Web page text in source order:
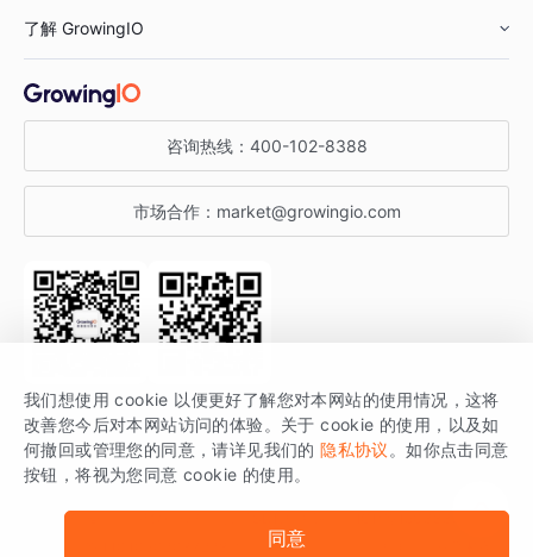
汽车行业
金融行业
智能运营
获客分析
增长公开课
增长博客
开发者文档
SDK 文档
场景指南
了解 GrowingIO
关于 GrowingIO
增长大会
行业活动
咨询热线： 400-102-8388
市场合作： market@growingio.com
关注公众号 获取更多干货
GrowingIO 是专注于数据智能分析与增长的品牌，核心平台为 GrowingIO
分析云。
版权所有 © 北京易数科技有限公司
我们想使用 cookie 以便更好了解您对本网站的使用情况，这将
改善您今后对本网站访问的体验。关于 cookie 的使用，以及如
何撤回或管理您的同意，请详见我们的 隐私协议 。如你点击同意
按钮，将视为您同意 cookie 的使用。
同意